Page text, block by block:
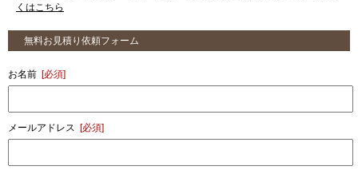
くはこちら
無料お見積り依頼フォーム
お名前 [必須]
メールアドレス [必須]